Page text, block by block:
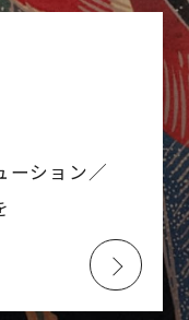
ーション／